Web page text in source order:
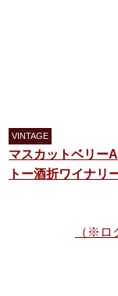
マスカットベリー
トー酒折ワイナリー
（※ロ